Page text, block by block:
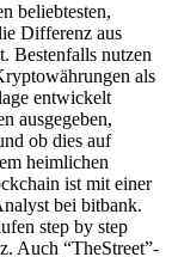
beliebtesten,
Differenz aus
Bestenfalls nutzen
als
entwickelt
ausgegeben,
ob dies auf
heimlichen
ist mit einer
bei bitbank.
step by step
Auch “TheStreet”-